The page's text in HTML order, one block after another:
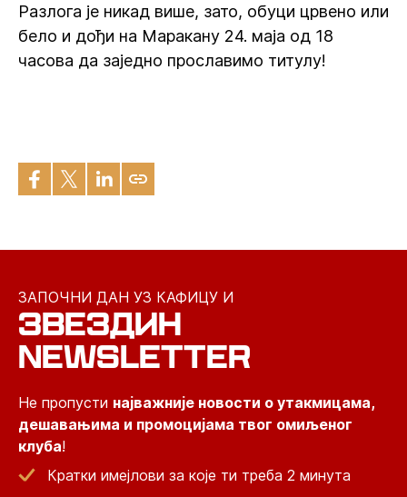
Разлога је никад више, зато, обуци црвено или
бело и дођи на Маракану 24. маја од 18
часова да заједно прославимо титулу!
ЗАПОЧНИ ДАН УЗ КАФИЦУ И
ЗВЕЗДИН
NEWSLETTER
Не пропусти најважније новости о утакмицама,
дешавањима и промоцијама твог омиљеног
клуба!
Кратки имејлови за које ти треба 2 минута